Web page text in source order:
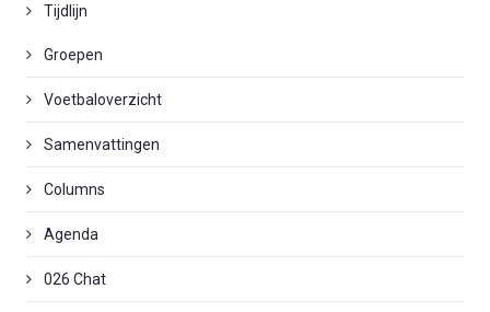
Tijdlijn
Groepen
Voetbaloverzicht
Samenvattingen
Columns
Agenda
026 Chat